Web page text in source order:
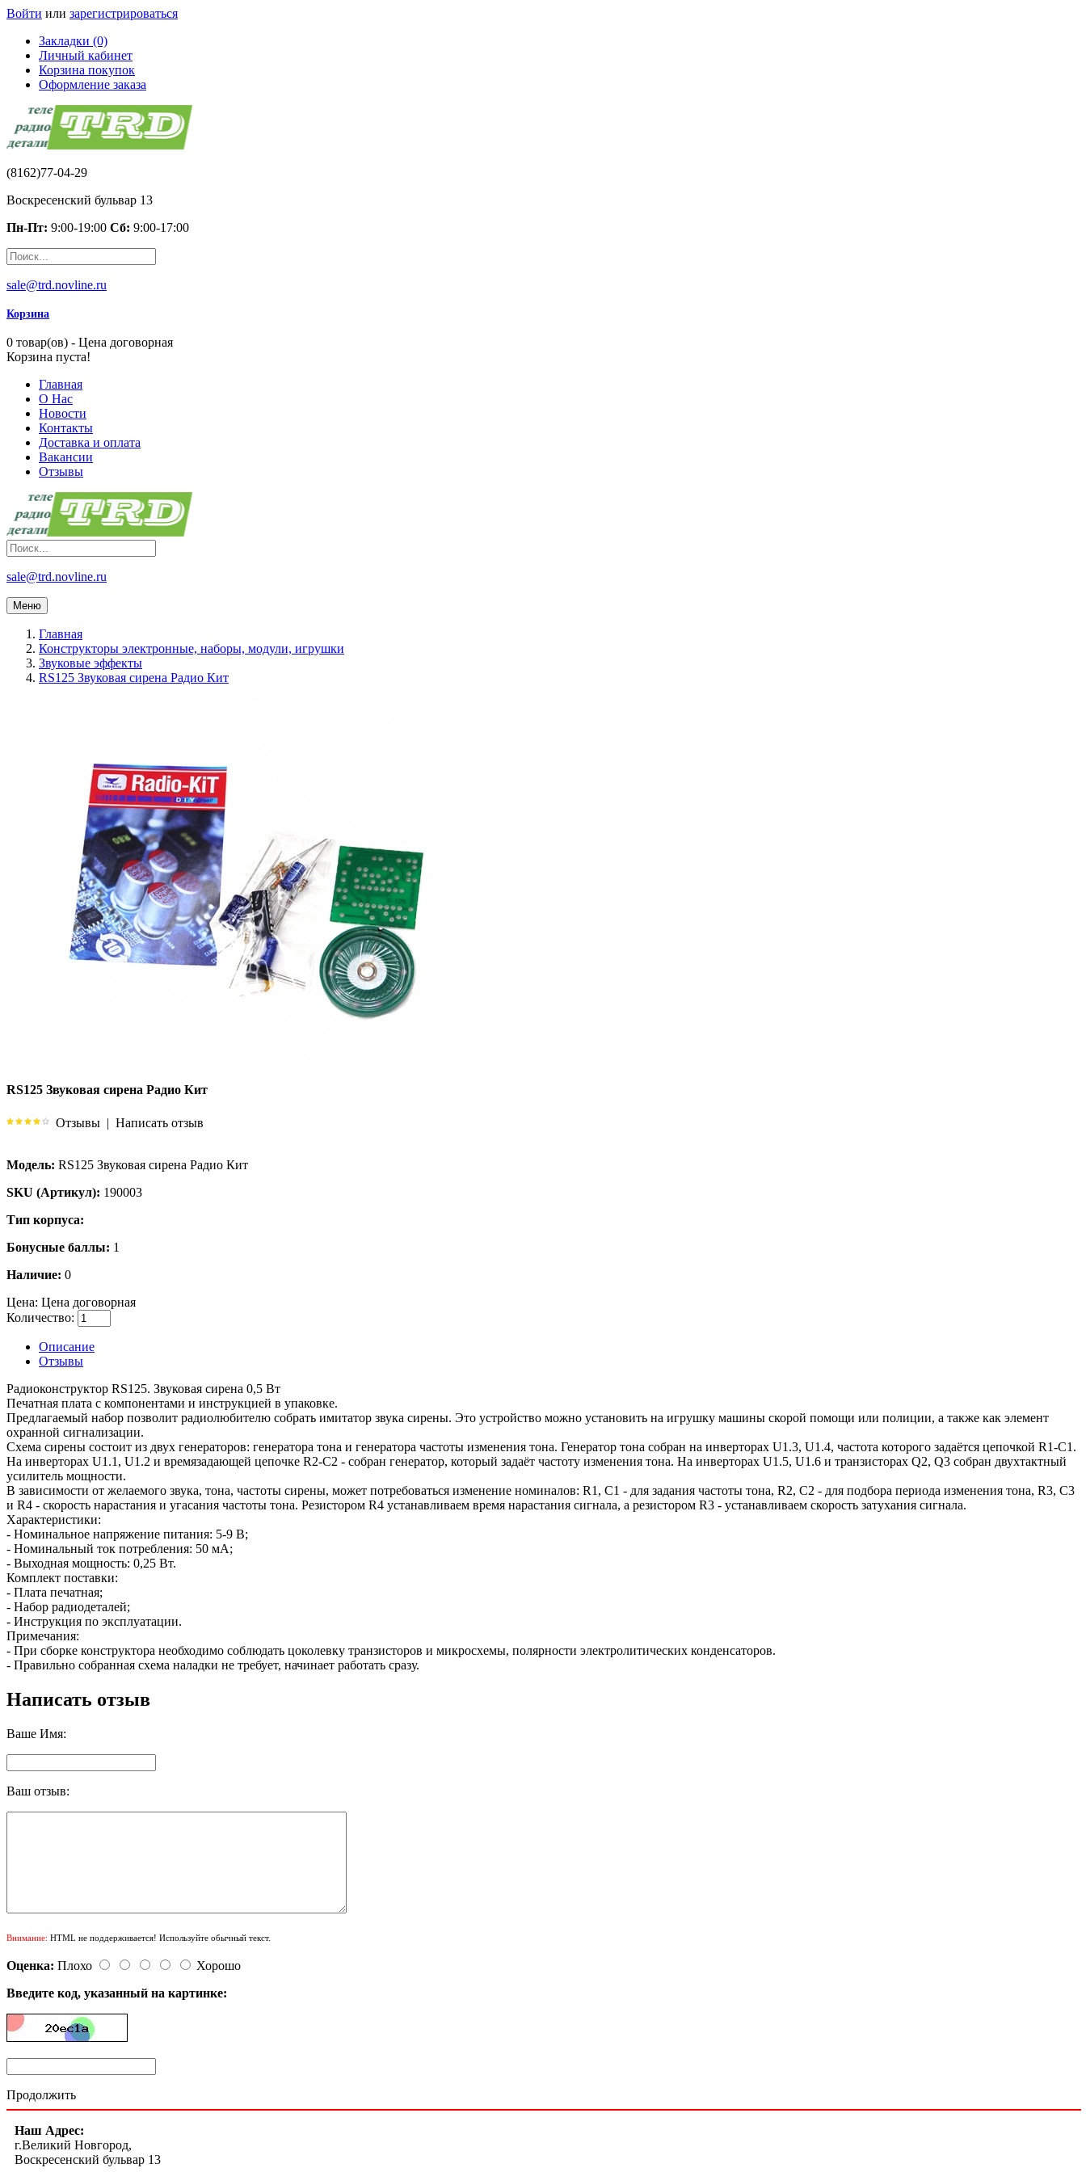
Войти или зарегистрироваться
Закладки (0)
Личный кабинет
Корзина покупок
Оформление заказа
(8162)77-04-29
Воскресенский бульвар 13
Пн-Пт: 9:00-19:00 Сб: 9:00-17:00
sale@trd.novline.ru
Корзина
0 товар(ов) - Цена договорная
Корзина пуста!
Главная
О Нас
Новости
Контакты
Доставка и оплата
Вакансии
Отзывы
sale@trd.novline.ru
Меню
Главная
Конструкторы электронные, наборы, модули, игрушки
Звуковые эффекты
RS125 Звуковая сирена Радио Кит
RS125 Звуковая сирена Радио Кит
Отзывы | Написать отзыв
Модель: RS125 Звуковая сирена Радио Кит
SKU (Артикул): 190003
Тип корпуса:
Бонусные баллы: 1
Наличие: 0
Цена: Цена договорная
Количество:
Описание
Отзывы
Радиоконструктор RS125. Звуковая сирена 0,5 Вт
Печатная плата с компонентами и инструкцией в упаковке.
Предлагаемый набор позволит радиолюбителю собрать имитатор звука сирены. Это устройство можно установить на игрушку машины скорой помощи или полиции, а также как элемент
охранной сигнализации.
Схема сирены состоит из двух генераторов: генератора тона и генератора частоты изменения тона. Генератор тона собран на инверторах U1.3, U1.4, частота которого задаётся цепочкой R1-C1.
На инверторах U1.1, U1.2 и времязадающей цепочке R2-C2 - собран генератор, который задаёт частоту изменения тона. На инверторах U1.5, U1.6 и транзисторах Q2, Q3 собран двухтактный
усилитель мощности.
В зависимости от желаемого звука, тона, частоты сирены, может потребоваться изменение номиналов: R1, C1 - для задания частоты тона, R2, C2 - для подбора периода изменения тона, R3, C3
и R4 - скорость нарастания и угасания частоты тона. Резистором R4 устанавливаем время нарастания сигнала, а резистором R3 - устанавливаем скорость затухания сигнала.
Характеристики:
- Номинальное напряжение питания: 5-9 В;
- Номинальный ток потребления: 50 мА;
- Выходная мощность: 0,25 Вт.
Комплект поставки:
- Плата печатная;
- Набор радиодеталей;
- Инструкция по эксплуатации.
Примечания:
- При сборке конструктора необходимо соблюдать цоколевку транзисторов и микросхемы, полярности электролитических конденсаторов.
- Правильно собранная схема наладки не требует, начинает работать сразу.
Написать отзыв
Ваше Имя:
Ваш отзыв:
Внимание: HTML не поддерживается! Используйте обычный текст.
Оценка: Плохо
Хорошо
Введите код, указанный на картинке:
Продолжить
Наш Адрес:
г.Великий Новгород,
Воскресенский бульвар 13